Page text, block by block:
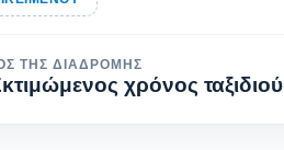
ΤΗΣ ΔΙΑΔΡΟΜΉΣ
χρόνος ταξιδιού